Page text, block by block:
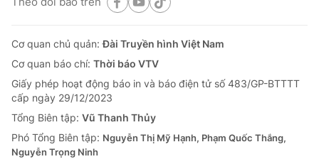
Cơ quan chủ quản:Đài Truyền hình Việt Nam
Cơ quan báo chí: Thời báo VTV
Giấy phép hoạt động báo in và báo điện tử số 483/GP-BTTTT
cấp ngày 29/12/2023
Tổng Biên tập: Vũ Thanh Thủy
Phó Tổng Biên tập: Nguyễn Thị Mỹ Hạnh, Phạm Quốc Thắng,
Nguyễn Trọng Ninh